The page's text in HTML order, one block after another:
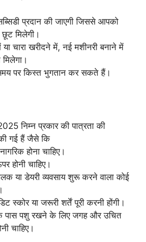
प्रदान की जाएगी जिससे आपको
मिलेगी।
चारा खरीदने में, नई मशीनरी बनाने में
पर किस्त भुगतान कर सकते हैं।
निम्न प्रकार की पात्रता की
की गई हैं जैसे कि
होना चाहिए।
होनी चाहिए।
या डेयरी व्यवसाय शुरू करने वाला कोई
स्कोर या जरूरी शर्तें पूरी करनी होंगी।
पास पशु रखने के लिए जगह और उचित
चाहिए।